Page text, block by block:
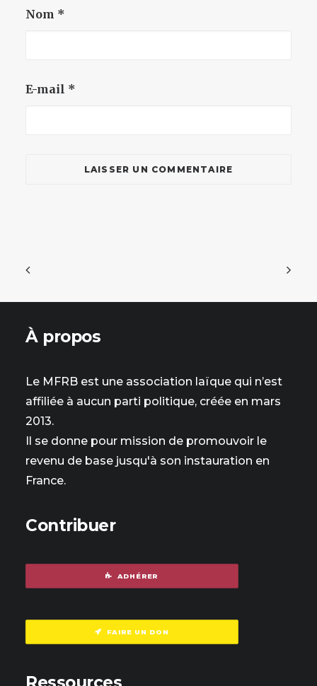
Nom *
E-mail *
À propos
Le MFRB est une association laïque qui n’est
affiliée à aucun parti politique, créée en mars
2013.
Il se donne pour mission de promouvoir le
revenu de base jusqu'à son instauration en
France.
Contribuer
ADHÉRER
FAIRE UN DON